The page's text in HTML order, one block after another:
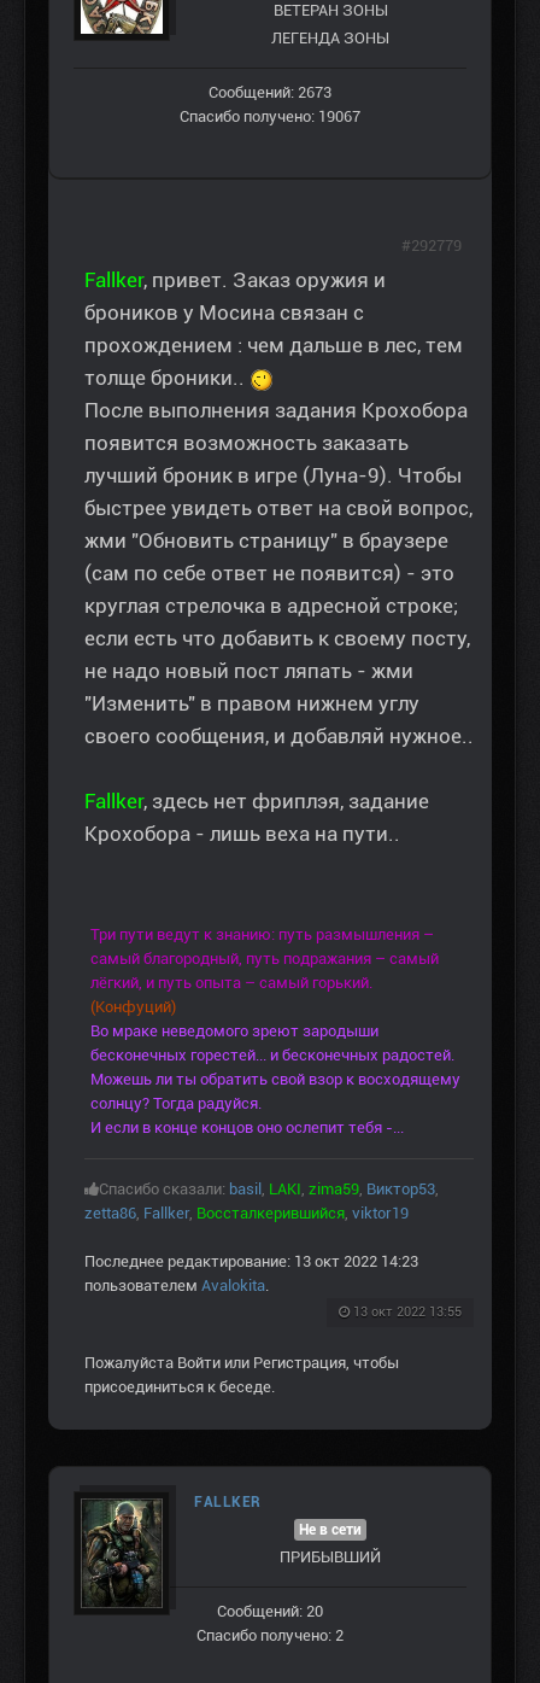
ВЕТЕРАН ЗOНЫ
ЛЕГЕНДА ЗОНЫ
Сообщений: 2673
Спасибо получено: 19067
Fallker, привет. Заказ оружия и
броников у Мосина связан с
прохождением : чем дальше в лес, тем
толще броники..
После выполнения задания Крохобора
появится возможность заказать
лучший броник в игре (Луна-9). Чтобы
быстрее увидеть ответ на свой вопрос,
жми "Обновить страницу" в браузере
(сам по себе ответ не появится) - это
круглая стрелочка в адресной строке;
если есть что добавить к своему посту,
не надо новый пост ляпать - жми
"Изменить" в правом нижнем углу
своего сообщения, и добавляй нужное..
Fallker, здесь нет фриплэя, задание
Крохобора - лишь веха на пути..
Три пути ведут к знанию: путь размышления –
самый благородный, путь подражания – самый
лёгкий, и путь опыта – самый горький.
(Конфуций)
Во мраке неведомого зреют зародыши
бесконечных горестей... и бесконечных радостей.
Можешь ли ты обратить свой взор к восходящему
солнцу? Тогда радуйся.
И если в конце концов оно ослепит тебя -...
Спасибо сказали: basil , LAKI, zima59, Виктор53,
zetta86, Fallker, Воссталкерившийся, viktor19
Последнее редактирование: 13 окт 2022 14:23
пользователем Avalokita.
13 окт 2022 13:55
#292779
Пожалуйста Войти или Регистрация, чтобы
присоединиться к беседе.
FALLKER
Не в сети
ПРИБЫВШИЙ
Сообщений: 20
Спасибо получено: 2